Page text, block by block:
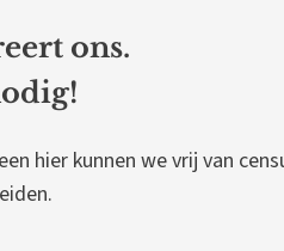
ons.
hier kunnen we vrij van